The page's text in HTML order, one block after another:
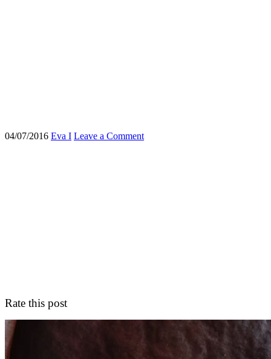
04/07/2016 Eva I Leave a Comment
Rate this post